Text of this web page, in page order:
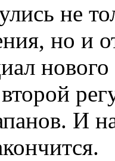
не
но и
И